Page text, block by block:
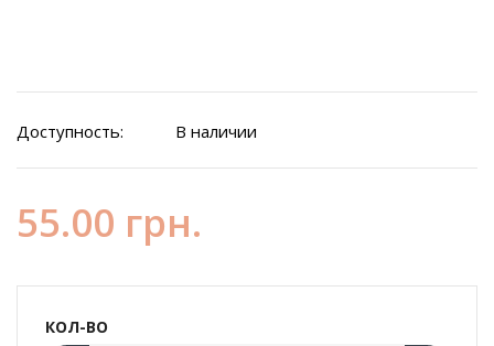
Доступность: В наличии
55.00 грн.
КОЛ-ВО